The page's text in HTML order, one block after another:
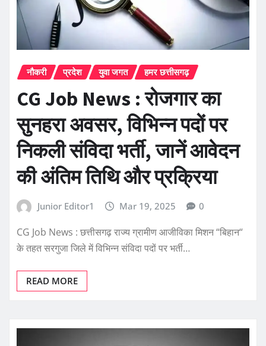
नौकरी प्रदेश युवा जगत हमर छत्तीसगढ़
CG Job News : रोजगार का
सुनहरा अवसर, विभिन्न पदों पर
निकली संविदा भर्ती, जानें आवेदन
की अंतिम तिथि और प्रक्रिया
Junior Editor1 Mar 19, 2025 0
CG Job News : छत्तीसगढ़ राज्य ग्रामीण आजीविका मिशन “बिहान“
के तहत सरगुजा जिले में विभिन्न संविदा पदों पर भर्ती…
READ MORE